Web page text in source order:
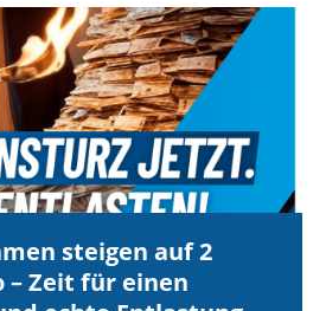
steigen auf 2
– Zeit für einen